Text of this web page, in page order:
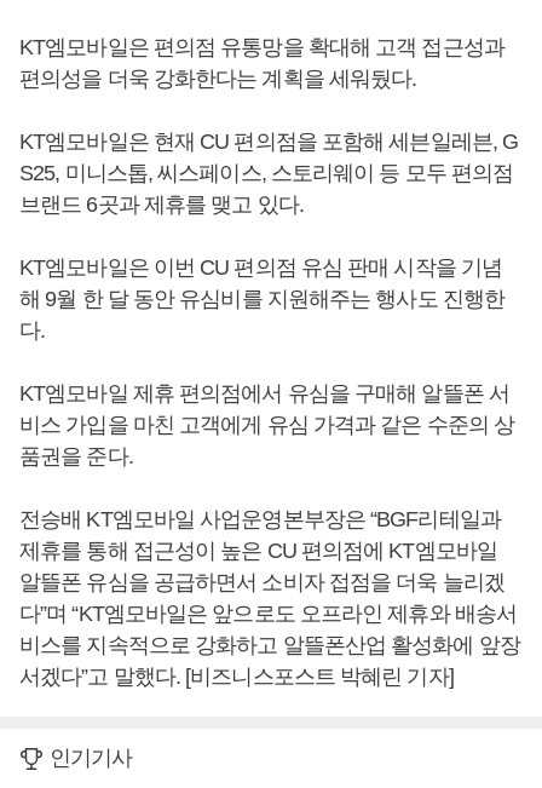
KT엠모바일은 편의점 유통망을 확대해 고객 접근성과
편의성을 더욱 강화한다는 계획을 세워뒀다.
KT엠모바일은 현재 CU 편의점을 포함해 세븐일레븐, G
S25, 미니스톱, 씨스페이스, 스토리웨이 등 모두 편의점
브랜드 6곳과 제휴를 맺고 있다.
KT엠모바일은 이번 CU 편의점 유심 판매 시작을 기념
해 9월 한 달 동안 유심비를 지원해주는 행사도 진행한
다.
KT엠모바일 제휴 편의점에서 유심을 구매해 알뜰폰 서
비스 가입을 마친 고객에게 유심 가격과 같은 수준의 상
품권을 준다.
전승배 KT엠모바일 사업운영본부장은 “BGF리테일과
제휴를 통해 접근성이 높은 CU 편의점에 KT엠모바일
알뜰폰 유심을 공급하면서 소비자 접점을 더욱 늘리겠
다”며 “KT엠모바일은 앞으로도 오프라인 제휴와 배송서
비스를 지속적으로 강화하고 알뜰폰산업 활성화에 앞장
서겠다”고 말했다. [비즈니스포스트 박혜린 기자]
인기기사